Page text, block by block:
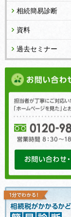
相続簡易診断
資料
過去セミナー